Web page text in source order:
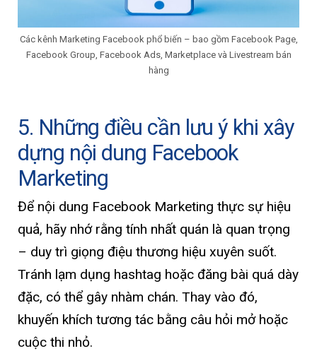
Các kênh Marketing Facebook phổ biến – bao gồm Facebook Page,
Facebook Group, Facebook Ads, Marketplace và Livestream bán
hàng
5. Những điều cần lưu ý khi xây
dựng nội dung Facebook
Marketing
Để nội dung Facebook Marketing thực sự hiệu
quả, hãy nhớ rằng tính nhất quán là quan trọng
– duy trì giọng điệu thương hiệu xuyên suốt.
Tránh lạm dụng hashtag hoặc đăng bài quá dày
đặc, có thể gây nhàm chán. Thay vào đó,
khuyến khích tương tác bằng câu hỏi mở hoặc
cuộc thi nhỏ.